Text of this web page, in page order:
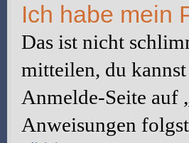
Ich habe mein
Das ist nicht
mitteilen, du
Anmelde-Seite auf
Anweisungen